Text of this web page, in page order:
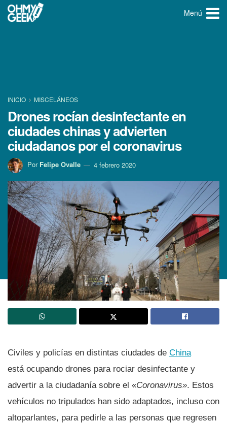
Menú
INICIO MISCELÁNEOS
Drones rocí­an desinfectante en
ciudades chinas y advierten
ciudadanos por el coronavirus
Por Felipe Ovalle 4 febrero 2020
Civiles y policí­as en distintas ciudades de China
está ocupando drones para rociar desinfectante y
advertir a la ciudadaní­a sobre el «Coronavirus». Estos
vehí­culos no tripulados han sido adaptados, incluso con
altoparlantes, para pedirle a las personas que regresen